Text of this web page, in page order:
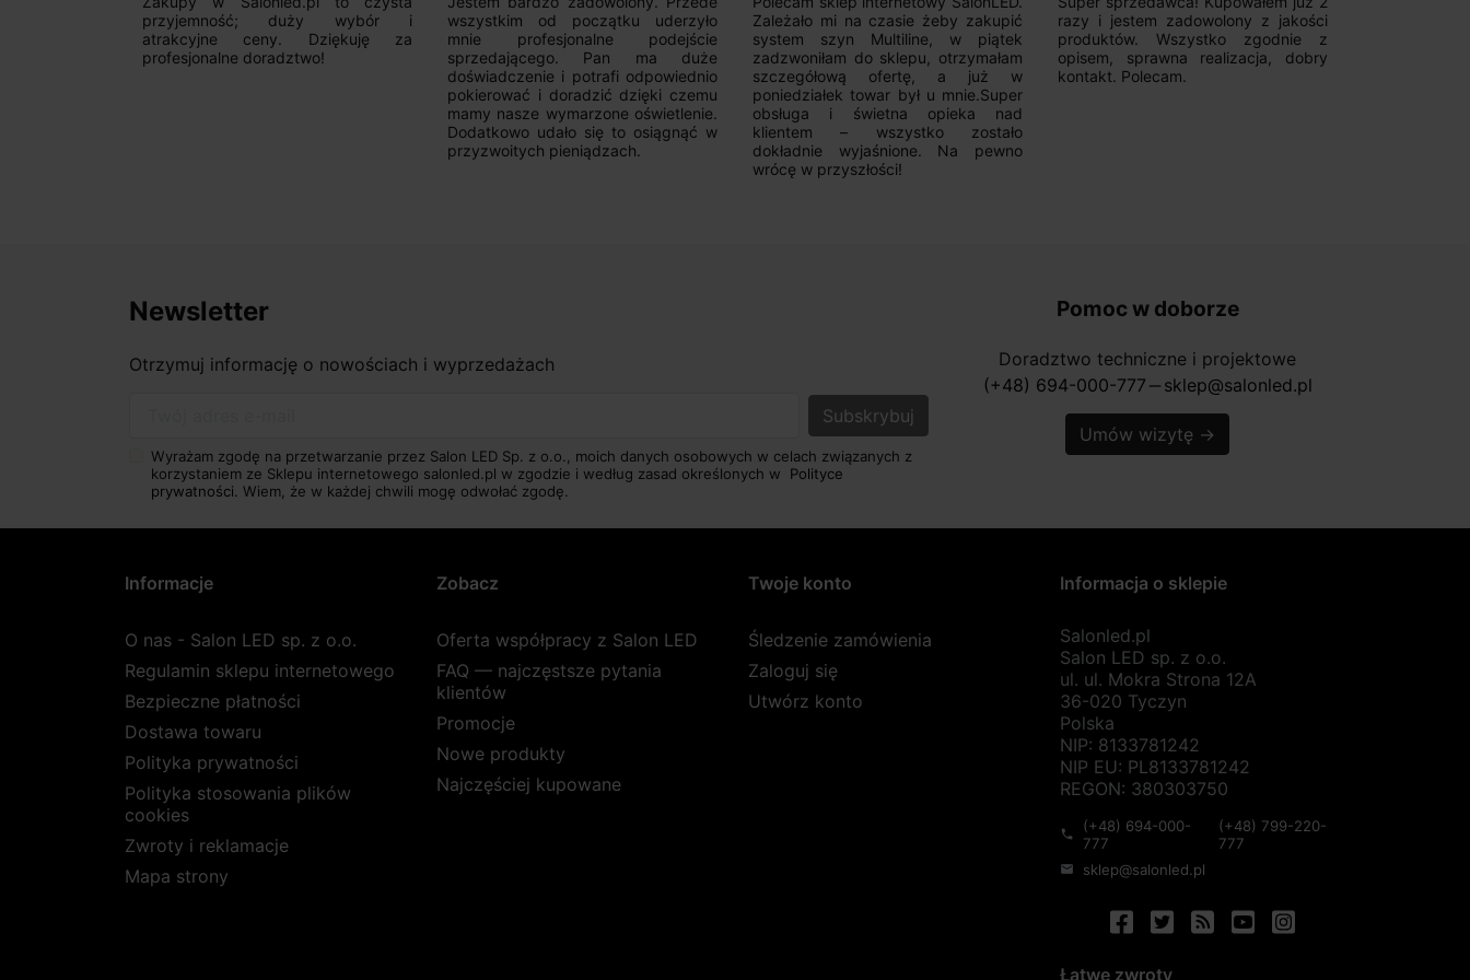
przyjemność; duży wybór i
atrakcyjne ceny. Dziękuję za
profesjonalne doradztwo!
wszystkim od początku uderzyło
mnie profesjonalne podejście
sprzedającego. Pan ma duże
doświadczenie i potrafi odpowiednio
pokierować i doradzić dzięki czemu
mamy nasze wymarzone oświetlenie.
Dodatkowo udało się to osiągnąć w
przyzwoitych pieniądzach.
Zależało mi na czasie żeby zakupić
system szyn Multiline, w piątek
zadzwoniłam do sklepu, otrzymałam
szczegółową ofertę, a już w
poniedziałek towar był u mnie.Super
obsługa i świetna opieka nad
klientem – wszystko zostało
dokładnie wyjaśnione. Na pewno
wrócę w przyszłości!
razy i jestem zadowolony z jakości
produktów. Wszystko zgodnie z
opisem, sprawna realizacja, dobry
kontakt. Polecam.
Newsletter
Otrzymuj informację o nowościach i wyprzedażach
Wyrażam zgodę na przetwarzanie przez Salon LED Sp. z o.o., moich danych osobowych w celach związanych z
korzystaniem ze Sklepu internetowego salonled.pl w zgodzie i według zasad określonych w Polityce
prywatności. Wiem, że w każdej chwili mogę odwołać zgodę.
Pomoc w doborze
Doradztwo techniczne i projektowe
(+48) 694-000-777 horizontal_rule sklep@salonled.pl
Umów wizytę →
Informacje
O nas - Salon LED sp. z o.o.
Regulamin sklepu internetowego
Bezpieczne płatności
Dostawa towaru
Polityka prywatności
Polityka stosowania plików
cookies
Zwroty i reklamacje
Mapa strony
Zobacz
Oferta współpracy z Salon LED
FAQ — najczęstsze pytania
klientów
Promocje
Nowe produkty
Najczęściej kupowane
Twoje konto
Śledzenie zamówienia
Zaloguj się
Utwórz konto
Informacja o sklepie
Salonled.pl
Salon LED sp. z o.o.
ul. ul. Mokra Strona 12A
36-020 Tyczyn
Polska
NIP: 8133781242
NIP EU: PL8133781242
REGON: 380303750
phone
(+48) 694-000-
777
(+48) 799-220-
777
mail sklep@salonled.pl
Łatwe zwroty